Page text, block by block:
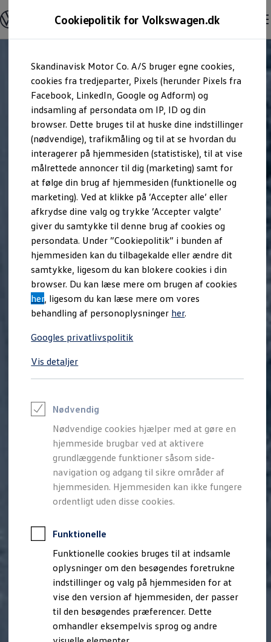
Cookiepolitik for Volkswagen.dk
Skandinavisk Motor Co. A/S bruger egne cookies,
cookies fra tredjeparter, Pixels (herunder Pixels fra
Facebook, LinkedIn, Google og Adform) og
indsamling af persondata om IP, ID og din
browser. Dette bruges til at huske dine indstillinger
(nødvendige), trafikmåling og til at se hvordan du
interagerer på hjemmesiden (statistiske), til at vise
målrettede annoncer til dig (marketing) samt for
at følge din brug af hjemmesiden (funktionelle og
marketing). Ved at klikke på ’Accepter alle’ eller
afkrydse dine valg og trykke ’Accepter valgte’
giver du samtykke til denne brug af cookies og
persondata. Under ”Cookiepolitik” i bunden af
hjemmesiden kan du tilbagekalde eller ændre dit
samtykke, ligesom du kan blokere cookies i din
browser. Du kan læse mere om brugen af cookies
her, ligesom du kan læse mere om vores
behandling af personoplysninger her.
Googles privatlivspolitik
Vis detaljer
Nødvendig
Nødvendige cookies hjælper med at gøre en
hjemmeside brugbar ved at aktivere
grundlæggende funktioner såsom side-
navigation og adgang til sikre områder af
hjemmesiden. Hjemmesiden kan ikke fungere
ordentligt uden disse cookies.
Funktionelle
Funktionelle cookies bruges til at indsamle
oplysninger om den besøgendes foretrukne
indstillinger og valg på hjemmesiden for at
vise den version af hjemmesiden, der passer
til den besøgendes præferencer. Dette
omhandler eksempelvis sprog og andre
hovedindhold
footer
Modeller og konfigurator
Byg din Volkswagen
Alle modeller
Kend din Volkswagen
Erhvervsbiler
Værktøjskassen
ConnectedFleet
Service
California on Tour app
Elektriske biler
Elbiler
ID. Polo
ID. Cross
ID.3 Neo
ID.4
ID.5
ID.7
ID.7 Tourer
ID. Buzz
Konceptbiler
ID. EVERY1
ID. 2all & ID. GTI
Varebiler på el
Elektromobilitet i dagligdagen
Eldrevne modeller
ID. Buzz Cargo
Opladning og Rækkevidde
Opladning med Clever
Opladning med Clever - Erhvervsbiler
Udregn din rækkevidde
Lær din ID. at kende
Varmepumpe
Energieffektivitet
Teaser Battery Regulation
Software og konnektivitet
ID. Software 6.0
ID.- softwareversioner og opdateringer
Grænseflader til din ID.
Køb og leasing
Lagerbiler til hurtig levering
Book en prøvetur
Bestil et tilbud
Brugte biler
Pendlerleasing
Budgetberegner
Firmabil
Vejen til en ny Volkswagen
Online Privatleasing
Finansiering og forsikring
Volkswagen Forsikring